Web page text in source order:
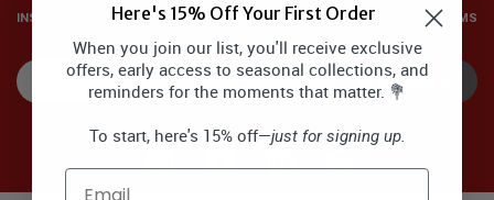
INSCRIVEZ-VOUS POUR RECEVOIR DES OFFRES SPÉCIALES via E-MAIL ET SMS
SOUSCRIRE
Here's 15% Off Your First Order
When you join our list, you'll receive exclusive
offers, early access to seasonal collections, and
reminders for the moments that matter. 💐
To start, here's 15% off—just for signing up.
Email